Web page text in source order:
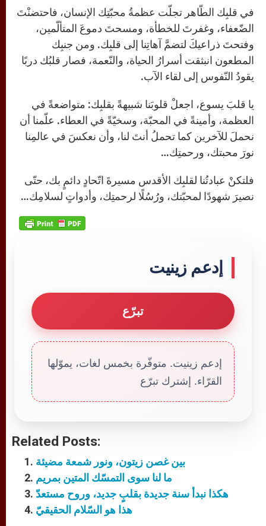
في قلبِك الطّاهر تجلّت عظمةُ محبّتِك الإنسان، فاحتضنْتَ
الضّعفاء، وغفرتَ للخطأة، ومسحتَ دموعَ المتألّمين،
وفتحتَ ذراعيكَ لتضمَّ آهاتِنا إلى قلبِك. ومن جنبِك
المطعون انبثقت أسرارُ الحياة، والنّعمة، فصار قلبُك دربًا
يقودُ النّفوس إلى لقاء الآب.
يا قلبَ يسوع، اجعلْ قلوبَنا شبيهةً بقلبِك: متواضعةً في
العظمة، وأمينةً في المحبّة، وسخيّةً في العطاء. علّمنا أن
نحملَ للآخرين كما تحملُ أنتَ لنا، وأن نعكسَ في عالمِنا
نورَ محبتك، ورحمتِك…
فلتكنْ عبادتُنا لقلبِك الأقدس مسيرةَ اتّحادٍ دائمٍ بك، حتّى
نصيرَ شهودًا لمحبّتك، ورُسُلًا لرحمتِك، وأدواتٍ لسلامِك…
إدعم زينيت
تبرّع
إدعم زينيت. متوفّرة بخمس لغات، يموّلها
القرّاء. إشترك تبرّع
Related Posts:
بين غصن زيتون، ونور شمعة مضيئة
ما لنا سوى التمسّك المتين بمريم
هكذا نبدأ سنة جديدة بقلبٍ جديد، وروح مستعدّ
هذا هو السّلام الحقيقيّ